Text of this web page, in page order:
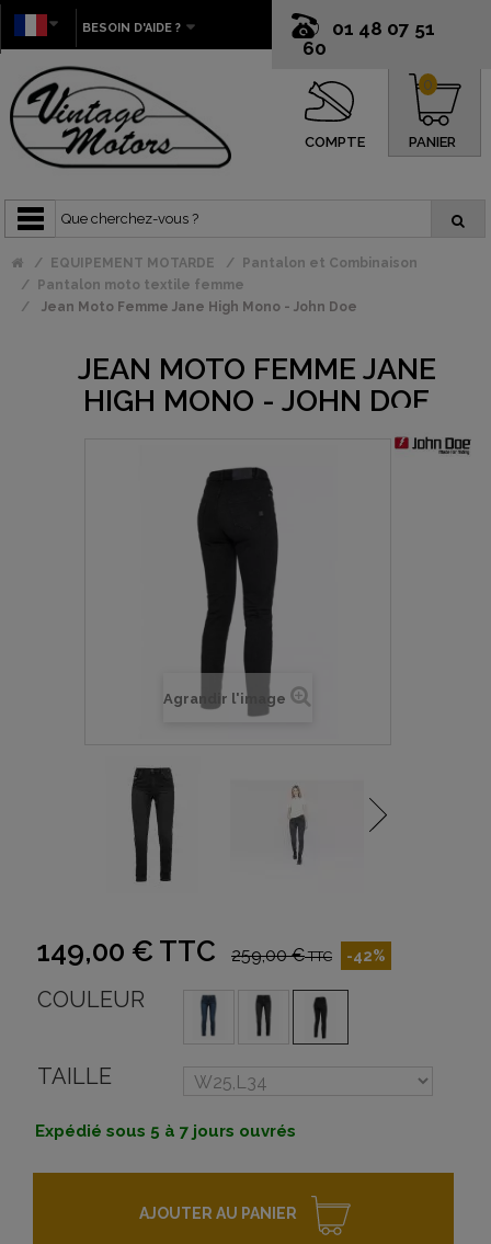
01 48 07 51
60
BESOIN D'AIDE ?
COMPTE PANIER
0
EQUIPEMENT MOTARDE
Pantalon et Combinaison
Pantalon moto textile femme
Jean Moto Femme Jane High Mono - John Doe
JEAN MOTO FEMME JANE
HIGH MONO - JOHN DOE
Agrandir l'image
149,00 € TTC 259,00 €TTC -42%
COULEUR
TAILLE
Expédié sous 5 à 7 jours ouvrés
AJOUTER AU PANIER